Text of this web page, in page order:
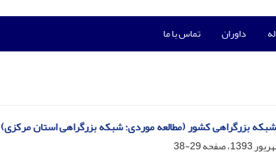
داوران تماس با ما
بزرگراهی کشور (مطالعه موردی: شبکه بزرگراهی استان مرکزی)
29-38